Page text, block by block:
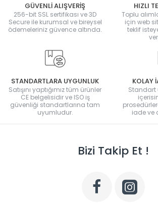
GÜVENLİ ALIŞVERİŞ
256-bit SSL sertifikası ve 3D
Secure ile kurumsal ve bireysel
ödemeleriniz güvence altında.
HIZLI
Toplu
için web
teklif
STANDARTLARA UYGUNLUK
Satışını yaptığımız tüm ürünler
CE belgelisidir ve ISO iş
güvenliği standartlarına tam
uyumludur.
KOLAY
Standart
iade ve
Bizi Takip Et !